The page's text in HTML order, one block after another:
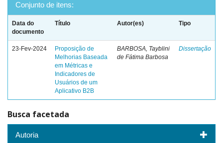
Conjunto de itens:
Data do
documento
Título Autor(es) Tipo
23-Fev-2024
Proposição de
Melhorias Baseada
em Métricas e
Indicadores de
Usuários de um
Aplicativo B2B
BARBOSA, Tayblini
de Fátima Barbosa
Dissertação
Busca facetada
Autoria